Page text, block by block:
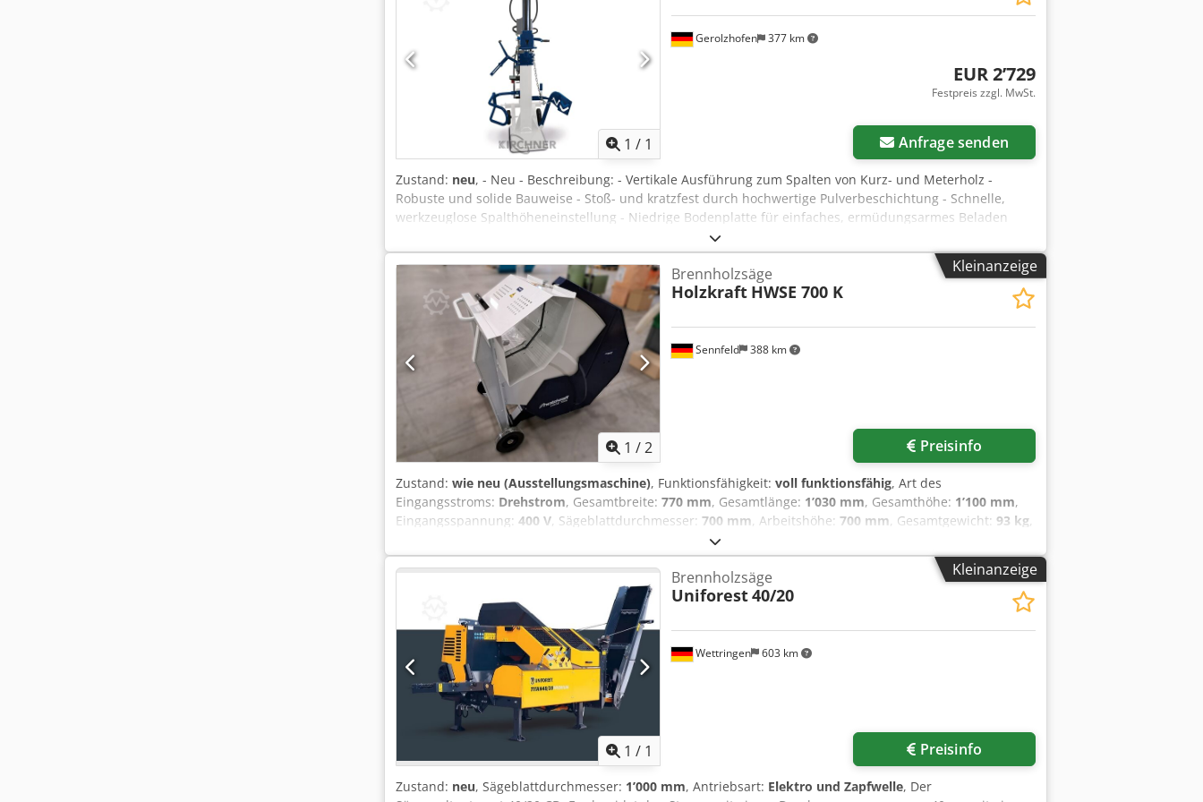
1 / 1
Gerolzhofen 377 km
EUR 2’729
Festpreis zzgl. MwSt.
Anfrage senden
Zustand: neu, - Neu - Beschreibung: - Vertikale Ausführung zum Spalten von Kurz- und Meterholz -
Robuste und solide Bauweise - Stoß- und kratzfest durch hochwertige Pulverbeschichtung - Schnelle,
werkzeuglose Spalthöheneinstellung - Niedrige Bodenplatte für einfaches, ermüdungsarmes Beladen
großer Stämme - Phasenwender bei allen 400 V Modellen - Bequemer Transport mit Hand-Zugdeichsel
Djdpfx Agevwfzietsck durch serienmäßiges Fahrwerk mit großen Lufträdern und zusätzlichem Stützrad -
Platzsparende Lagerung durch einfach absenkbaren Zylinder - Leistungsstarke Industrie-Hydraulikanlage
- Zwei-Hand-Sicherheitsschaltung - Mit Spaltguthalterung Technische Daten: Abmessungen und Gewichte
Länge ca. 1050 mm Breite/Tiefe ca. 1700 mm Höhe ca. 2500 mm Gewicht ca. 373,1 kg Antrieb
Zapfwellendrehzahl 540 min¯¹ Aufnahmeleistung 5.5 kW Elektrische Daten Anschlussspannung 400 V
Netzfrequenz 50 Hz Gerätedaten Spaltkraft max. 26.1 t Spaltlänge min. 560 mm Spaltlänge max. 1100 mm
Spaltgutdurchmesser min. 80 mm Spaltgutdurchmesser max. 400 mm Hydrauliksystem Tankinhalt
Hydrauliköl 30 l Art.-Nr. 5981031
Kleinanzeige
1 /2
Sennfeld 388 km
Brennholzsäge
Holzkraft HWSE 700 K
Preisinfo
Zustand: wie neu (Ausstellungsmaschine), Funktionsfähigkeit: voll funktionsfähig, Art des
Eingangsstroms: Drehstrom, Gesamtbreite: 770 mm, Gesamtlänge: 1’030 mm, Gesamthöhe: 1’100 mm,
Eingangsspannung: 400 V, Sägeblattdurchmesser: 700 mm, Arbeitshöhe: 700 mm, Gesamtgewicht: 93 kg,
Beschreibung: • Geschlossener und sicherer Sägebereich für mehr Sicherheit durch gesetzlich
vorgeschriebene Säge-Schutzvorrichtung • Verdrehsicherung des Holzes durch eingestanzte Widerhaken
in der Wippe • Stabiles, verwindungssteifes Stahlgestell • Fahrvorrichtung für einfachen Transport • Stoß-,
kratz- und wetterfest durch hochwertige Pulverbeschichtung • Phasenwender Technische Daten:
Abmessungen und Gewichte: Länge (Produkt) ca.: 1030 mm Breite/Tiefe (Produkt) ca.: 770 mm Höhe
(Produkt) ca.: 1095 mm Gewicht (Netto) ca.: 92,5 kg Arbeitshöhe: 700 mm Wippenauflage: 740 mm Antrieb:
Antriebsart: Elektromotor mit Direktantrieb Elektrische Daten: Anschlussspannung: 400 V Netzfrequenz:
50 Hz Dcsdjyddm Uopfx Agtok Abgabeleistung: 3,835 kW Aufnahmeleistung: 5 kW Geräuschemission:
Schalldruckpegel Lp: 101 dB(A) Schallleistungspegel Lw: 115 dB(A) Sägeblatt: Umfangsgeschwindigkeit
Sägeblatt: 51,3 m/s Sägeblattdurchmesser: 700 mm Schnittleistung: Max. Schnittleistung Wippe Rundholz:
250 mm Lieferumfang: 1 x HM-Sägeblatt Ø 700 mm
Kleinanzeige
1 / 1
Wettringen 603 km
Brennholzsäge
Uniforest40/20
Preisinfo
Zustand: neu, Sägeblattdurchmesser: 1’000 mm, Antriebsart: Elektro und Zapfwelle, Der